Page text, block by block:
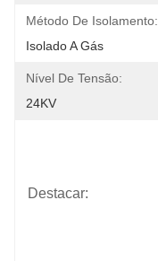
Método De Isolamento:
Isolado A Gás
Nível De Tensão:
24KV
Destacar: